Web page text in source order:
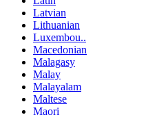
Latvian
Lithuanian
Luxembou..
Macedonian
Malagasy
Malay
Malayalam
Maltese
Maori